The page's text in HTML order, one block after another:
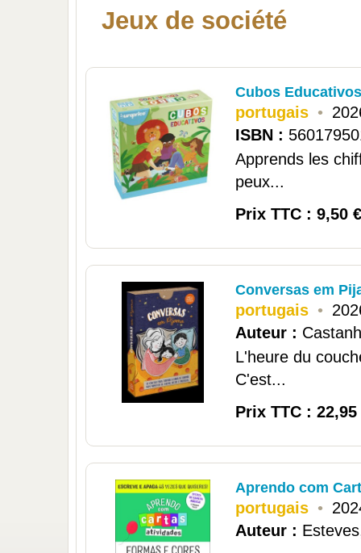
Jeux de société
Cubos Educativos
portugais •
ISBN :
Apprends les
peux...
Prix TTC : 9,50 €
Conversas em
portugais •
Auteur :
L'heure du
C'est...
Prix TTC : 22,95
Aprendo com
portugais •
Auteur :